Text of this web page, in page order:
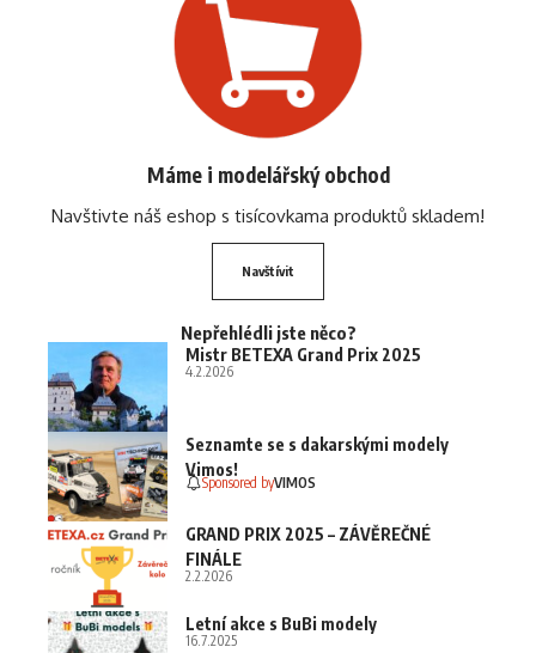
Máme i modelářský obchod
Navštivte náš eshop s tisícovkama produktů skladem!
Navštívit
Nepřehlédli jste něco?
Mistr BETEXA Grand Prix 2025
4.2.2026
Seznamte se s dakarskými modely
Vimos!
Sponsored byVIMOS
GRAND PRIX 2025 – ZÁVĚREČNÉ
FINÁLE
2.2.2026
Letní akce s BuBi modely
16.7.2025